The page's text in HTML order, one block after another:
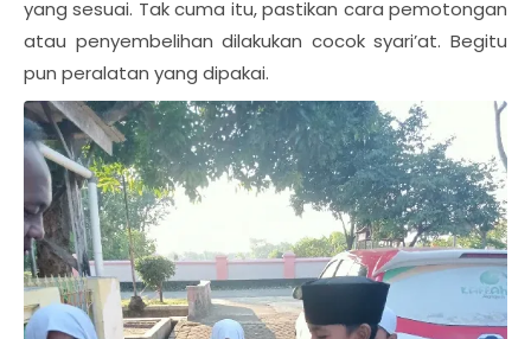
yang sesuai. Tak cuma itu, pastikan cara pemotongan
atau penyembelihan dilakukan cocok syari’at. Begitu
pun peralatan yang dipakai.